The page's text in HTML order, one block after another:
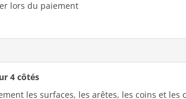
lors du paiement
4 côtés
les surfaces, les arêtes, les coins et